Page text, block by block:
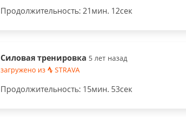
Продолжительность: 21мин. 12сек
Силовая тренировка 5 лет назад
загружено из
STRAVA
Продолжительность: 15мин. 53сек